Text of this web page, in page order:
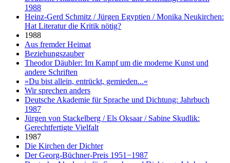
1988
Heinz-Gerd Schmitz / Jürgen Egyptien / Monika Neukirchen:
Hat Literatur die Kritik nötig?
1988
Aus fremder Heimat
Beziehungszauber
Theodor Däubler: Im Kampf um die moderne Kunst und
andere Schriften
»Du bist allein, entrückt, gemieden...«
Wir sprechen anders
Deutsche Akademie für Sprache und Dichtung: Jahrbuch
1987
Jürgen von Stackelberg / Els Oksaar / Sabine Skudlik:
Gerechtfertigte Vielfalt
1987
Die Kirchen der Dichter
Der Georg-Büchner-Preis 1951−1987